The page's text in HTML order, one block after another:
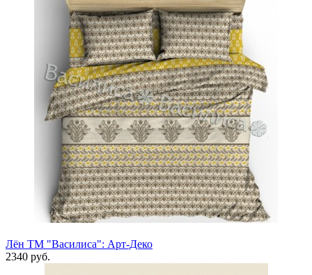
Лён ТМ "Василиса": Арт-Деко
2340 руб.